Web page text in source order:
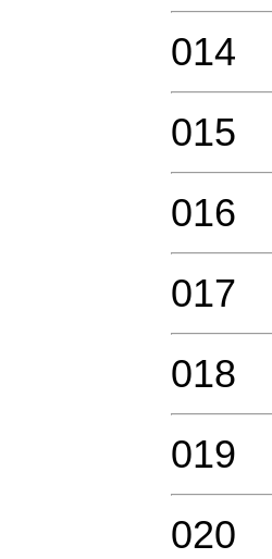
014
015
016
017
018
019
020